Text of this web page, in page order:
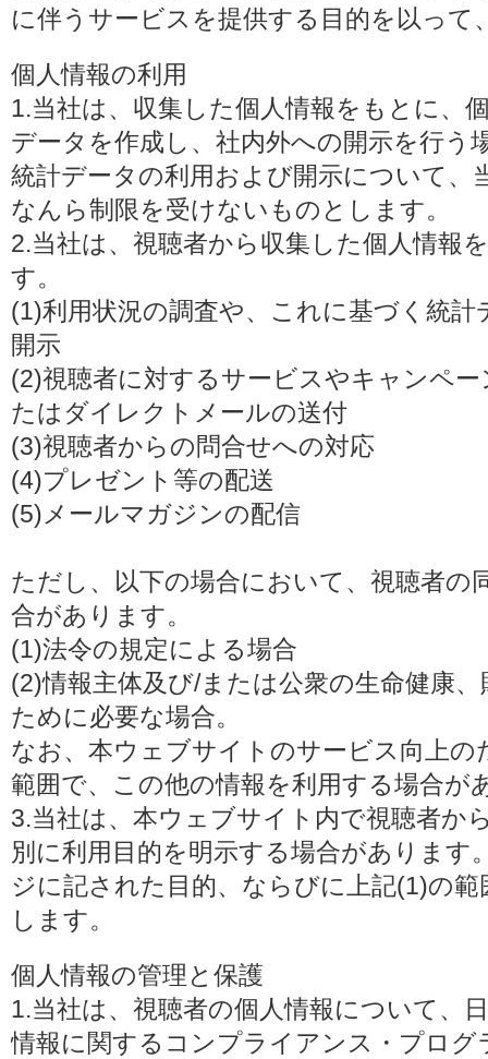
に伴うサービスを提供する目的を以って
個人情報の利用
1.当社は、収集した個人情報をもとに、
データを作成し、社内外への開示を行う
統計データの利用および開示について、
なんら制限を受けないものとします。
2.当社は、視聴者から収集した個人情報
す。
(1)利用状況の調査や、これに基づく統
開示
(2)視聴者に対するサービスやキャンペ
たはダイレクトメールの送付
(3)視聴者からの問合せへの対応
(4)プレゼント等の配送
(5)メールマガジンの配信
ただし、以下の場合において、視聴者の
合があります。
(1)法令の規定による場合
(2)情報主体及び/または公衆の生命健康
ために必要な場合。
なお、本ウェブサイトのサービス向上
範囲で、この他の情報を利用する場合が
3.当社は、本ウェブサイト内で視聴者か
別に利用目的を明示する場合があります
ジに記された目的、ならびに上記(1)の
します。
個人情報の管理と保護
1.当社は、視聴者の個人情報について、
情報に関するコンプライアンス・プロ